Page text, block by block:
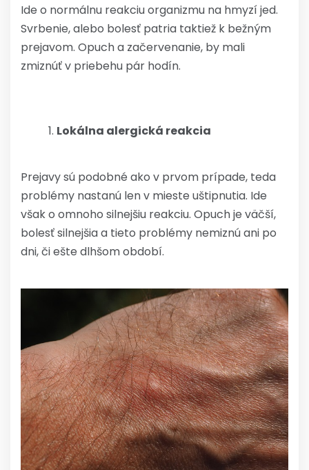
Ide o normálnu reakciu organizmu na hmyzí jed.
Svrbenie, alebo bolesť patria taktiež k bežným
prejavom. Opuch a začervenanie, by mali
zmiznúť v priebehu pár hodín.
Lokálna alergická reakcia
Prejavy sú podobné ako v prvom prípade, teda
problémy nastanú len v mieste uštipnutia. Ide
však o omnoho silnejšiu reakciu. Opuch je väčší,
bolesť silnejšia a tieto problémy nemiznú ani po
dni, či ešte dlhšom období.